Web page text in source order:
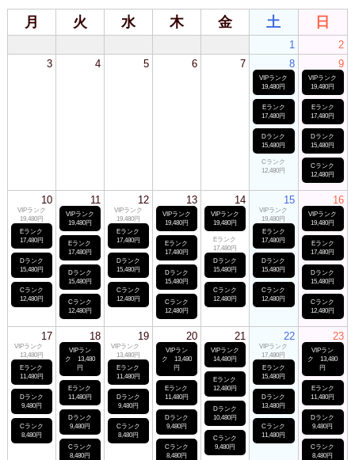
月 火 水 木 金 土 日
1
2
3
4 5 6 7 8
VIPランク
19,480円
Eランク
17,480円
Dランク
15,480円
Cランク
12,480円
9
VIPランク
19,480円
Eランク
17,480円
Dランク
15,480円
Cランク
12,480円
10
VIPランク
19,480円
Eランク
17,480円
Dランク
15,480円
Cランク
12,480円
11
VIPランク
19,480円
Eランク
17,480円
Dランク
15,480円
Cランク
12,480円
12
VIPランク
19,480円
Eランク
17,480円
Dランク
15,480円
Cランク
12,480円
13
VIPランク
19,480円
Eランク
17,480円
Dランク
15,480円
Cランク
12,480円
14
VIPランク
19,480円
Eランク
17,480円
Dランク
15,480円
Cランク
12,480円
15
VIPランク
19,480円
Eランク
17,480円
Dランク
15,480円
Cランク
12,480円
16
VIPランク
19,480円
Eランク
17,480円
Dランク
15,480円
Cランク
12,480円
17
VIPランク
13,480円
Eランク
11,480円
Dランク
9,480円
Cランク
8,480円
18
VIPラン
ク 13,480
円
Eランク
11,480円
Dランク
9,480円
Cランク
8,480円
19
VIPランク
13,480円
Eランク
11,480円
Dランク
9,480円
Cランク
8,480円
20
VIPラン
ク 13,480
円
Eランク
11,480円
Dランク
9,480円
Cランク
8,480円
21
VIPランク
14,480円
Eランク
12,480円
Dランク
10,480円
Cランク
9,480円
22
VIPランク
17,480円
Eランク
15,480円
Dランク
13,480円
Cランク
11,480円
23
VIPラン
ク 13,480
円
Eランク
11,480円
Dランク
9,480円
Cランク
8,480円